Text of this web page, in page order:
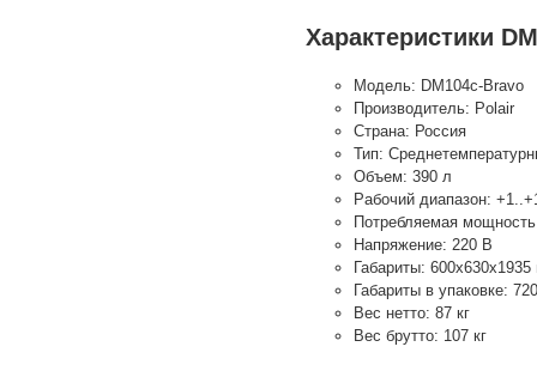
Характеристики
Модель: DM104c-Bravo
Производитель: Polair
Страна: Россия
Тип:
Объем: 390 л
Рабочий диапазон:
Потребляемая
Напряжение: 220 В
Габариты:
Габариты в упаковке:
Вес нетто: 87 кг
Вес брутто: 107 кг